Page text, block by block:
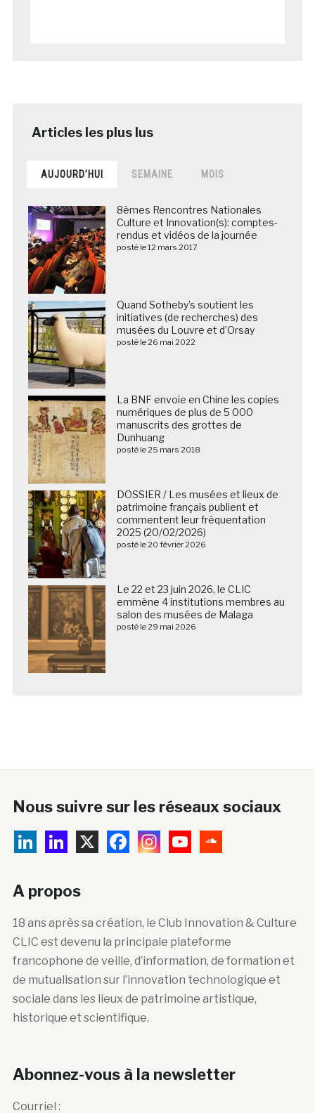
AUJOURD’HUI SEMAINE MOIS
8èmes Rencontres Nationales
Culture et Innovation(s): comptes-
rendus et vidéos de la journée
posté le 12 mars 2017
Quand Sotheby’s soutient les
initiatives (de recherches) des
musées du Louvre et d’Orsay
posté le 26 mai 2022
La BNF envoie en Chine les copies
numériques de plus de 5 000
manuscrits des grottes de
Dunhuang
posté le 25 mars 2018
DOSSIER / Les musées et lieux de
patrimoine français publient et
commentent leur fréquentation
2025 (20/02/2026)
posté le 20 février 2026
Le 22 et 23 juin 2026, le CLIC
emmène 4 institutions membres au
salon des musées de Malaga
posté le 29 mai 2026
Nous suivre sur les réseaux sociaux
A propos
18 ans après sa création, le Club Innovation & Culture
CLIC est devenu la principale plateforme
francophone de veille, d’information, de formation et
de mutualisation sur l’innovation technologique et
sociale dans les lieux de patrimoine artistique,
historique et scientifique.
Abonnez-vous à la newsletter
Courriel :